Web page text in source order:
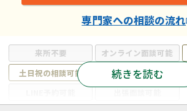
来所不要 オンライン面談可能
土日祝の相談可能
19時以降電話可能
続きを読む
専門家への相談の流れ